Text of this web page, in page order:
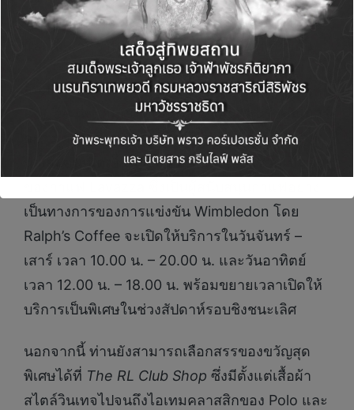
Wimbledon เพื่อดึงดูดให้ผู้คนมาร่วมส่งเสียงเชียร์
และสัมผัสความตื่นเต้นของเกมเทนนิสไปด้วยกัน
สัมผัสความสดชื่นไปกับคาเฟ่ป๊อปอัพRalph’s
ที่พร้อมเสิร์ฟเมนูคลายร้อนต้อนรับซัมเมอร์
อย่างเครื่องดื่ม Pimm’s ไอศกรีมซอฟต์เสิร์ฟ และ
น้ำเลมอนเนดเย็นฉ่ำ พร้อมดื่มด่ำกับรสชาติเข้มข้น
เป็นทางการของการแข่งขัน Wimbledon โดย
Ralph’s Coffee จะเปิดให้บริการในวันจันทร์ –
เสาร์ เวลา 10.00 น. – 20.00 น. และวันอาทิตย์
เวลา 12.00 น. – 18.00 น. พร้อมขยายเวลาเปิดให้
บริการเป็นพิเศษในช่วงสัปดาห์รอบชิงชนะเลิศ
นอกจากนี้ ท่านยังสามารถเลือกสรรของขวัญสุด
พิเศษได้ที่ The RL Club Shop ซึ่งมีตั้งแต่เสื้อผ้า
สไตล์วินเทจไปจนถึงไอเทมคลาสสิกของ Polo และ